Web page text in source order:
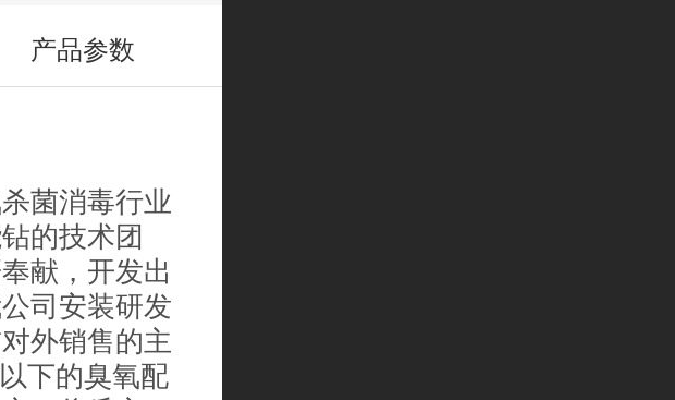
产品参数
菌消毒行业
的技术团
献，开发出
司安装研发
外销售的主
下的臭氧配